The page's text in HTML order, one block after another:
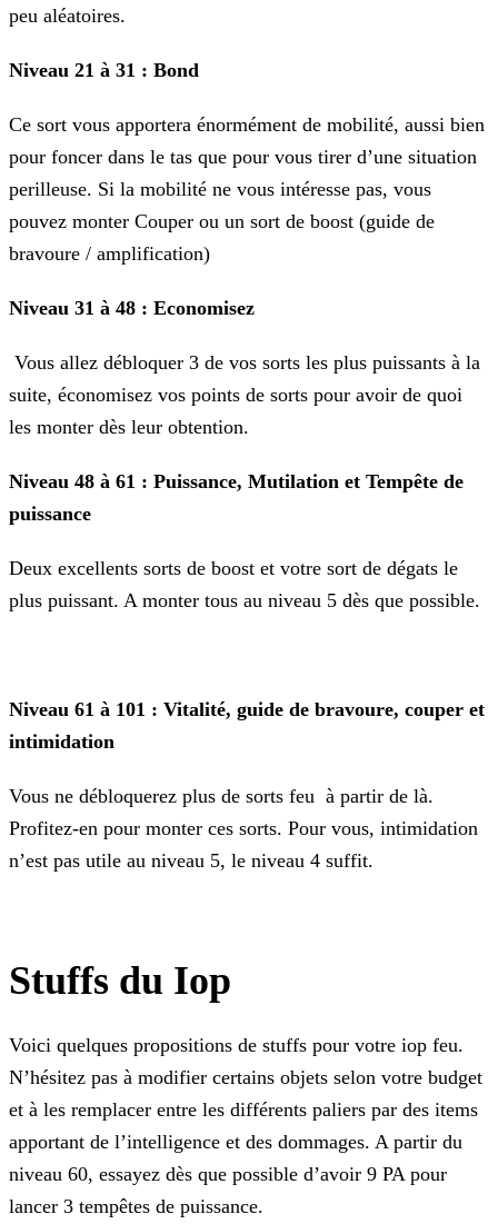
peu aléatoires.
Niveau 21 à 31 : Bond
Ce sort vous apportera énormément de mobilité, aussi bien
pour foncer dans le tas que pour vous tirer d’une situation
perilleuse. Si la mobilité ne vous intéresse pas, vous
pouvez monter Couper ou un sort de boost (guide de
bravoure / amplification)
Niveau 31 à 48 : Economisez
Vous allez débloquer 3 de vos sorts les plus puissants à la
suite, économisez vos points de sorts pour avoir de quoi
les monter dès leur obtention.
Niveau 48 à 61 : Puissance, Mutilation et Tempête de
puissance
Deux excellents sorts de boost et votre sort de dégats le
plus puissant. A monter tous au niveau 5 dès que possible.
Niveau 61 à 101 : Vitalité, guide de bravoure, couper et
intimidation
Vous ne débloquerez plus de sorts feu à partir de là.
Profitez-en pour monter ces sorts. Pour vous, intimidation
n’est pas utile au niveau 5, le niveau 4 suffit.
Stuffs du Iop
Voici quelques propositions de stuffs pour votre iop feu.
N’hésitez pas à modifier certains objets selon votre budget
et à les remplacer entre les différents paliers par des items
apportant de l’intelligence et des dommages. A partir du
niveau 60, essayez dès que possible d’avoir 9 PA pour
lancer 3 tempêtes de puissance.